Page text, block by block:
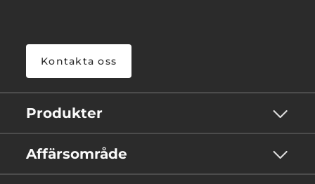
Kontakta oss
Produkter
Affärsområde